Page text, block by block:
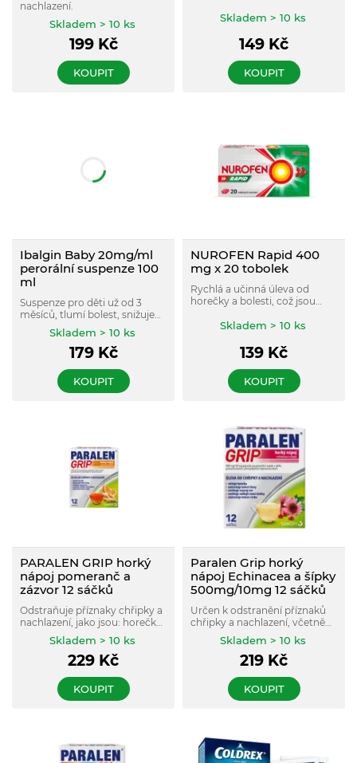
nachlazení.
Skladem > 10 ks
199Kč
KOUPIT
menstruační bolesti . Rychlá
9 hodin . Kombinace 500 mg
paracetamolu a 200 mg
ibuprofenu.
Skladem > 10 ks
149 Kč
KOUPIT
Ibalgin Baby 20mg/ml
perorální suspenze 100
ml
Suspenze pro děti už od 3
měsíců, tlumí bolest, snižuje
horečku a zmírňuje zánět
různého původu, bez cukru, s
malinovým aroma.
Skladem > 10 ks
179Kč
KOUPIT
NUROFEN Rapid 400
mg x 20 tobolek
Rychlá a učinná úleva od
horečky a bolesti, což jsou
Také působí na bolesti hlavy,
Obsahuje ibuprofen.
Skladem > 10 ks
139 Kč
KOUPIT
PARALEN GRIP horký
nápoj pomeranč a
zázvor 12 sáčků
Odstraňuje příznaky chřipky a
nachlazení, jako jsou: horečka,
ucpaný nos, bolest hlavy,
bolest v krku. Neobsahuje
cukr. Nezpůsobuje ospalost.
dospělé a dospívající od 12 let.
Skladem > 10 ks
229 Kč
KOUPIT
Paralen Grip horký
nápoj Echinacea a šípky
500mg/10mg 12 sáčků
Určen k odstranění příznaků
chřipky a nachlazení, včetně
horečky, bolesti při zánětu
vedlejších nosních dutin,
bolesti hlavy, bolesti v krku a
Skladem > 10 ks
219 Kč
KOUPIT